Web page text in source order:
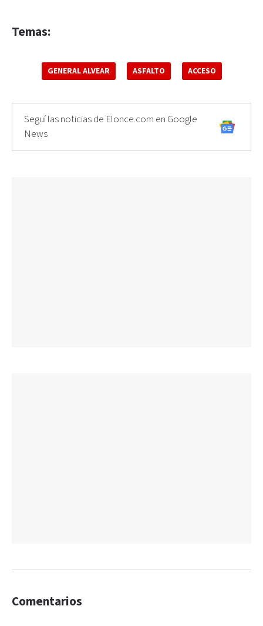
Temas:
GENERAL ALVEAR ASFALTO ACCESO
Seguí las noticias de Elonce.com en Google
News
Comentarios